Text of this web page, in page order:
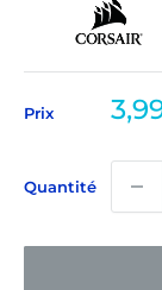
Prix
Prix
Quantité